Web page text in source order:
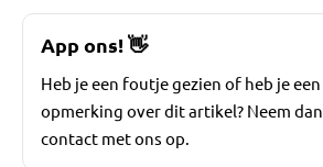
App ons!👋
Heb je een foutje gezien of heb je een
opmerking over dit artikel? Neem dan
contact met ons op.